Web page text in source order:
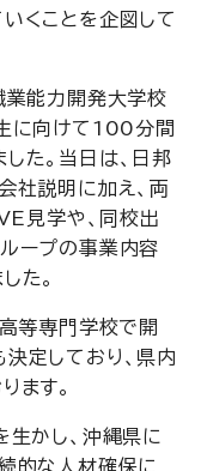
くことを企図して
業能力開発大学校
に向けて100分間
た。当日は、日邦
社説明に加え、両
見学や、同校出
ープの事業内容
た。
等専門学校で開
定しており、 県内
ます。
かし、沖縄県に
的な人材確保に